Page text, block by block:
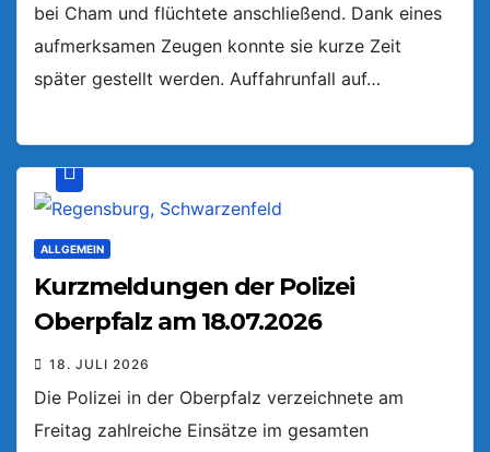
bei Cham und flüchtete anschließend. Dank eines
aufmerksamen Zeugen konnte sie kurze Zeit
später gestellt werden. Auffahrunfall auf…
ALLGEMEIN
Kurzmeldungen der Polizei
Oberpfalz am 18.07.2026
18. JULI 2026
Die Polizei in der Oberpfalz verzeichnete am
Freitag zahlreiche Einsätze im gesamten